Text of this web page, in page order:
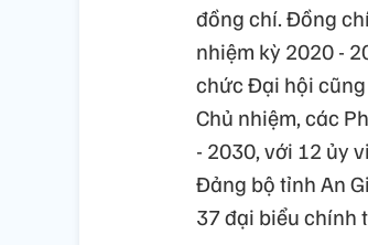
đồng chí. Đồng
nhiệm kỳ 2020 -
chức Đại hội cũng
Chủ nhiệm, các
- 2030, với 12 ủy
Đảng bộ tỉnh An
37 đại biểu chính